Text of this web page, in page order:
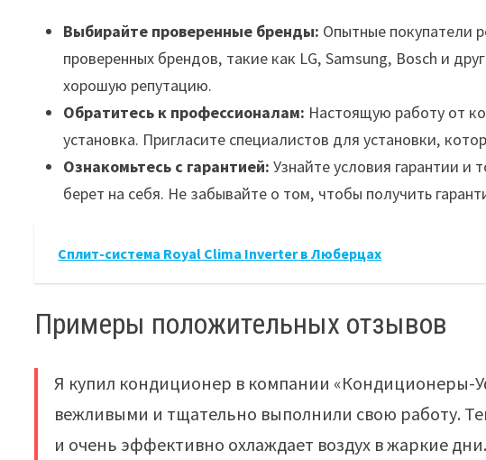
Выбирайте проверенные бренды: Опытные покупатели
проверенных брендов‚ такие как LG‚ Samsung‚ Bosch и
хорошую репутацию.
Обратитесь к профессионалам: Настоящую работу от
установка. Пригласите специалистов для установки‚
Ознакомьтесь с гарантией: Узнайте условия гарантии и
берет на себя. Не забывайте о том‚ чтобы получить
Сплит-система Royal Clima Inverter в Люберцах
Примеры положительных отзывов
Я купил кондиционер в компании
вежливыми и тщательно выполнили свою работу.
и очень эффективно охлаждает воздух в жаркие